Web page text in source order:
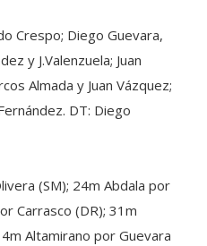
Crespo; Diego Guevara,
y J.Valenzuela; Juan
Almada y Juan Vázquez;
DT: Diego
(SM); 24m Abdala por
Carrasco (DR); 31m
Altamirano por Guevara